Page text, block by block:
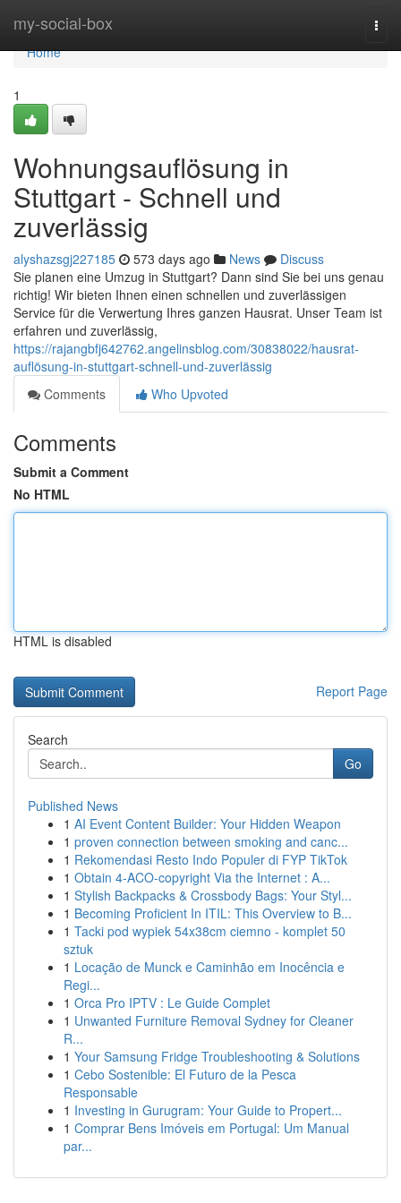
my-social-box
Home
Home
1
Wohnungsauflösung in
Stuttgart - Schnell und
zuverlässig
alyshazsgj227185 573 days ago News
Discuss
Sie planen eine Umzug in Stuttgart? Dann sind Sie bei uns genau
richtig! Wir bieten Ihnen einen schnellen und zuverlässigen
Service für die Verwertung Ihres ganzen Hausrat. Unser Team ist
erfahren und zuverlässig,
https://rajangbfj642762.angelinsblog.com/30838022/hausrat-
auflösung-in-stuttgart-schnell-und-zuverlässig
Comments
Who Upvoted
Comments
Submit a Comment
No HTML
HTML is disabled
Report Page
Search
Go
Published News
1 AI Event Content Builder: Your Hidden Weapon
1 proven connection between smoking and canc...
1 Rekomendasi Resto Indo Populer di FYP TikTok
1 Obtain 4-ACO-copyright Via the Internet : A...
1 Stylish Backpacks & Crossbody Bags: Your Styl...
1 Becoming Proficient In ITIL: This Overview to B...
1 Tacki pod wypiek 54x38cm ciemno - komplet 50
sztuk
1 Locação de Munck e Caminhão em Inocência e
Regi...
1 Orca Pro IPTV : Le Guide Complet
1 Unwanted Furniture Removal Sydney for Cleaner
R...
1 Your Samsung Fridge Troubleshooting & Solutions
1 Cebo Sostenible: El Futuro de la Pesca
Responsable
1 Investing in Gurugram: Your Guide to Propert...
1 Comprar Bens Imóveis em Portugal: Um Manual
par...